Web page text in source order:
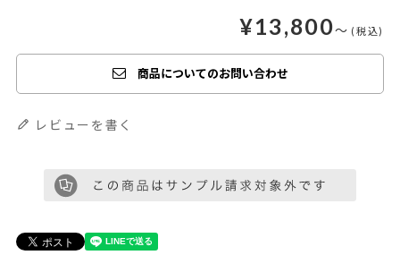
¥13,800〜
商品についてのお問い合わせ
レビューを書く